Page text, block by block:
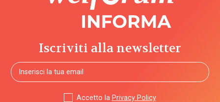
Iscriviti alla newsletter
Accetto la Privacy Policy